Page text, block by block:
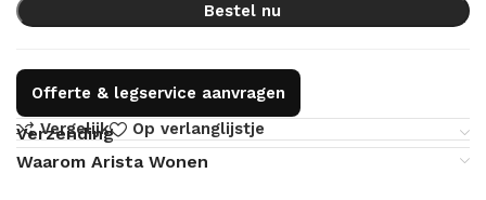
Bestel nu
Offerte & legservice aanvragen
Vergelijk
Op verlanglijstje
Verzending
Waarom Arista Wonen